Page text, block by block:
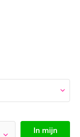
In mijn